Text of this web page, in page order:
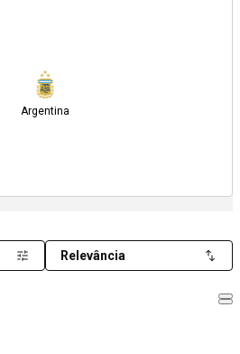
Argentina
Relevância